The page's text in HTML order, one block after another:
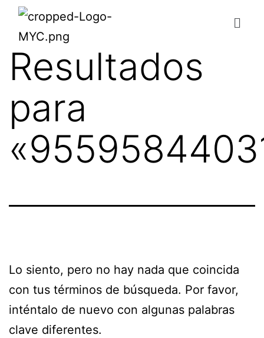
Resultados
para
«
Lo siento, pero no hay nada que coincida
con tus términos de búsqueda. Por favor,
inténtalo de nuevo con algunas palabras
clave diferentes.